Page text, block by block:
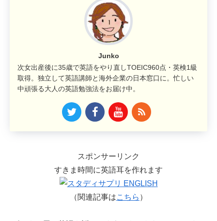
Junko
次女出産後に35歳で英語をやり直しTOEIC960点・英検1級
取得。独立して英語講師と海外企業の日本窓口に。忙しい
中頑張る大人の英語勉強法をお届け中。
スポンサーリンク
すきま時間に英語耳を作れます
（関連記事はこちら ）